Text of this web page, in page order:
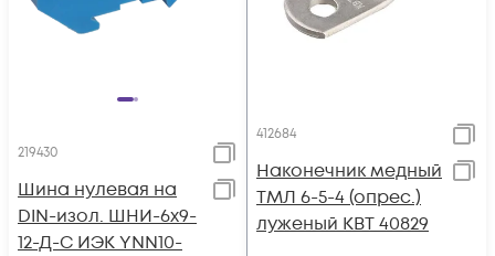
219430
Шина нулевая на
DIN-изол. ШНИ-6х9-
12-Д-С ИЭК YNN10-
412684
Наконечник медный
ТМЛ 6-5-4 (опрес.)
луженый КВТ 40829